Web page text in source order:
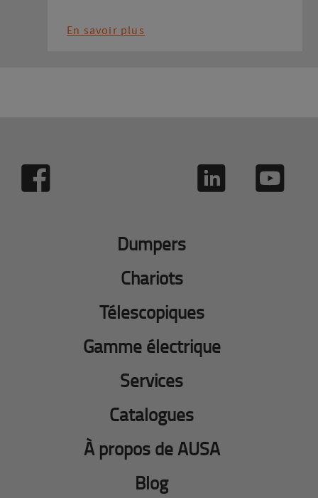
En savoir plus
Dumpers
Chariots
Télescopiques
Gamme électrique
Services
Catalogues
À propos de AUSA
Blog